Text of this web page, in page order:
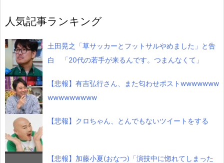
人気記事ランキング
土田晃之「草サッカーとフットサルやめました」と告
白 「20代の若手が来るんです。つまんなくて」
【悲報】有吉弘行さん、また匂わせポストwwwwwww
wwwwwwwww
【悲報】クロちゃん、とんでもないツイートをする
【悲報】加藤小夏(おなつ)「演技中に惚れてしまった